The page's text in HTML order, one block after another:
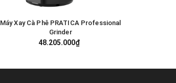
GIỎ HÀNG
Máy Xay Cà Phê PRATICA Professional
Grinder
48.205.000₫